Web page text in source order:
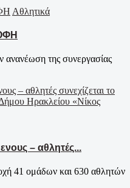
Αθλητικά
της συνεργασίας
– αθλητές...
41 ομάδων και 630 αθλητών